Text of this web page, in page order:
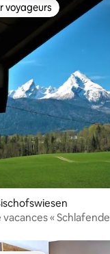
les plus
voyageurs
«